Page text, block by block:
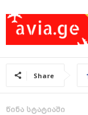
Share
წინა სტატიაში